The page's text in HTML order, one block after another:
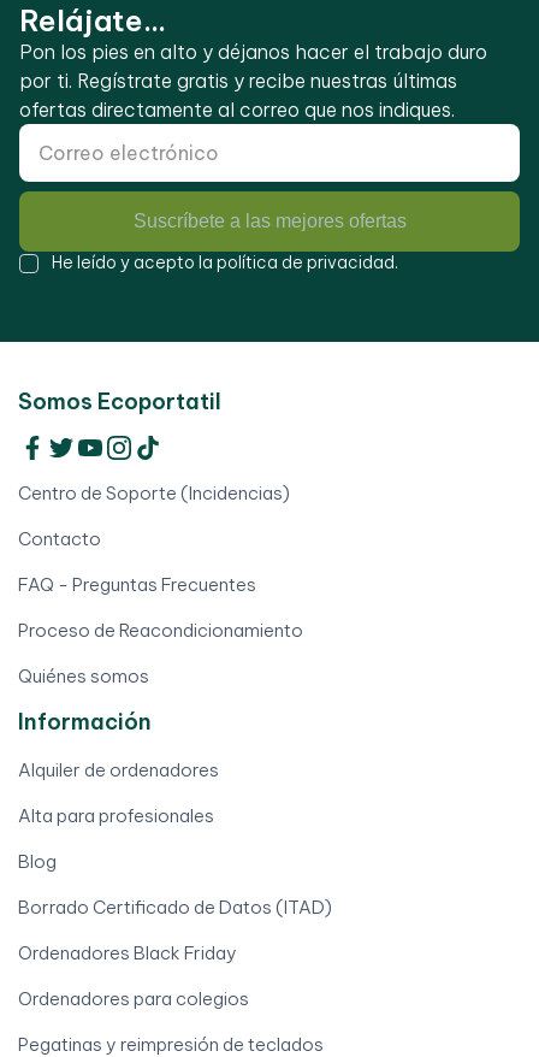
Relájate...
Pon los pies en alto y déjanos hacer el trabajo duro
por ti. Regístrate gratis y recibe nuestras últimas
ofertas directamente al correo que nos indiques.
Suscríbete a las mejores ofertas
He leído y acepto la política de privacidad.
Somos Ecoportatil
Centro de Soporte (Incidencias)
Contacto
FAQ - Preguntas Frecuentes
Proceso de Reacondicionamiento
Quiénes somos
Información
Alquiler de ordenadores
Alta para profesionales
Blog
Borrado Certificado de Datos (ITAD)
Ordenadores Black Friday
Ordenadores para colegios
Pegatinas y reimpresión de teclados